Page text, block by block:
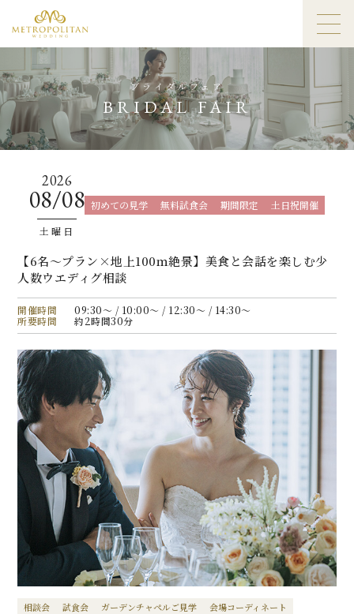
ブライダルフェア
BRIDAL FAIR
2026
08/08
土曜日
初めての見学 無料試食会 期間限定 土日祝開催
【6名〜プラン×地上100ｍ絶景】美食と会話を楽しむ少
人数ウエディグ相談
開催時間
09:30〜 / 10:00〜 / 12:30〜 / 14:30〜
所要時間
約2時間30分
相談会 試食会 ガーデンチャペルご見学
会場コーディネート